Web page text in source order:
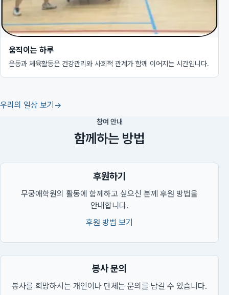
움직이는 하루
운동과 체육활동은 건강관리와 사회적 관계가 함께 이어지는 시간입니다.
우리의 일상 보기
참여 안내
함께하는 방법
후원하기
무궁애학원의 활동에 함께하고 싶으신 분께 후원 방법을
안내합니다.
후원 방법 보기
봉사 문의
봉사를 희망하시는 개인이나 단체는 문의를 남길 수 있습니다.